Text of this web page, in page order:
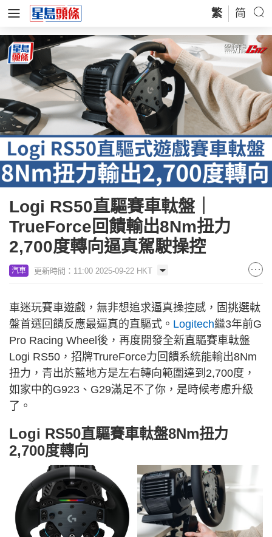
繁 简
Logi RS50直驅賽車軚盤｜
TrueForce回饋輸出8Nm扭力
2,700度轉向逼真駕駛操控
汽車 更新時間：11:00 2025-09-22 HKT
車迷玩賽車遊戲，無非想追求逼真操控感，固挑選軚
盤首選回饋反應最逼真的直驅式。 Logitech繼3年前G
Pro Racing Wheel後，再度開發全新直驅賽車軚盤
Logi RS50，招牌TrureForce力回饋系統能輸出8Nm
扭力，青出於藍地方是左右轉向範圍達到2,700度，
如家中的G923、G29滿足不了你，是時候考慮升級
了。
Logi RS50直驅賽車軚盤8Nm扭力
2,700度轉向